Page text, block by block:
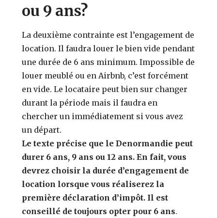
ou 9 ans?
La deuxième contrainte est l’engagement de
location. Il faudra louer le bien vide pendant
une durée de 6 ans minimum. Impossible de
louer meublé ou en Airbnb, c’est forcément
en vide. Le locataire peut bien sur changer
durant la période mais il faudra en
chercher un immédiatement si vous avez
un départ.
Le texte précise que le Denormandie peut
durer 6 ans, 9 ans ou 12 ans. En fait, vous
devrez choisir la durée d’engagement de
location lorsque vous réaliserez la
première déclaration d’impôt. Il est
conseillé de toujours opter pour 6 ans.